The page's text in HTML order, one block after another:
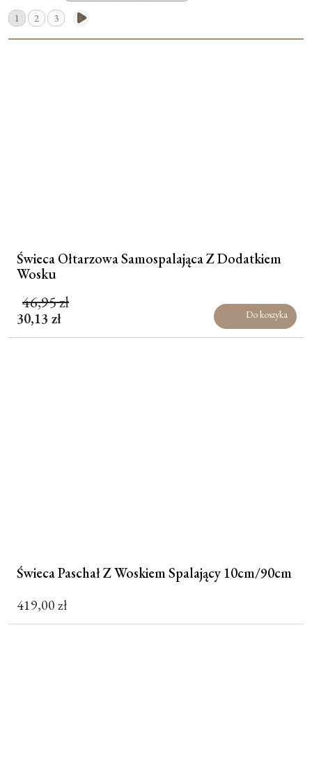
Moje konto
1 2 3
Świeca Ołtarzowa Samospalająca Z Dodatkiem
Wosku
46,95zł
Pierwotna
cena
30,13 zł
Aktualna
Do koszyka
Świeca Paschał Z Woskiem Spalający 10cm/90cm
419,00zł